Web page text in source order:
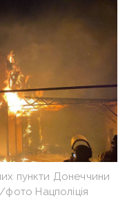
пункти Донеччини
Нацполіція